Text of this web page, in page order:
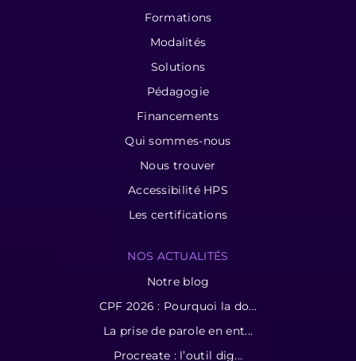
Formations
Modalités
Solutions
Pédagogie
Financements
Qui sommes-nous
Nous trouver
Accessibilité HPS
Les certifications
NOS ACTUALITÉS
Notre blog
CPF 2026 : Pourquoi la do...
La prise de parole en ent...
Procreate : l’outil dig...